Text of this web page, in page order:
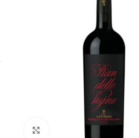
Clicca per ingrandire